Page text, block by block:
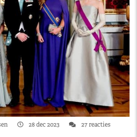
28 dec 2023 27 reacties